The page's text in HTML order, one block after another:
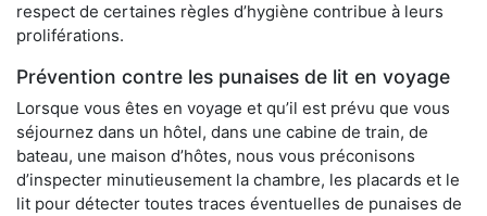
respect de certaines règles d’hygiène contribue à leurs
proliférations.
Prévention contre les punaises de lit en voyage
Lorsque vous êtes en voyage et qu’il est prévu que vous
séjournez dans un hôtel, dans une cabine de train, de
bateau, une maison d’hôtes, nous vous préconisons
d’inspecter minutieusement la chambre, les placards et le
lit pour détecter toutes traces éventuelles de punaises de